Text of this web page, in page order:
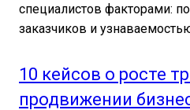
специалистов факторами:
заказчиков и
10 кейсов о росте
продвижении